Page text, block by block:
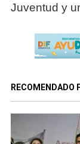
Juventud y
RECOMENDADO